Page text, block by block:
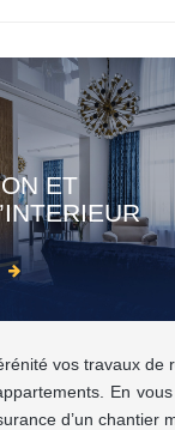
ET
vos travaux de
En
d’un chantier